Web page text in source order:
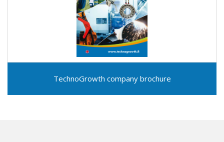
TechnoGrowth company brochure